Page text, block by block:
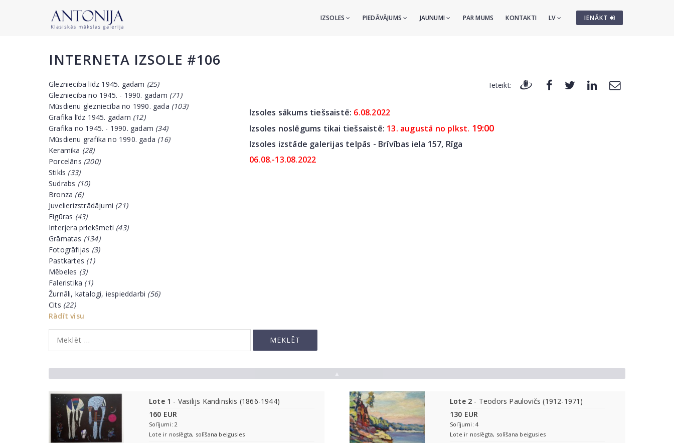
IENĀKT
IZSOLES PIEDĀVĀJUMS JAUNUMI PAR MUMS KONTAKTI LV
INTERNETA IZSOLE #106
Glezniecība līdz 1945. gadam (25)
Glezniecība no 1945. - 1990. gadam (71)
Mūsdienu glezniecība no 1990. gada (103)
Grafika līdz 1945. gadam (12)
Grafika no 1945. - 1990. gadam (34)
Mūsdienu grafika no 1990. gada (16)
Keramika (28)
Porcelāns (200)
Stikls (33)
Sudrabs (10)
Bronza (6)
Juvelierizstrādājumi (21)
Figūras (43)
Interjera priekšmeti (43)
Grāmatas (134)
Fotogrāfijas (3)
Pastkartes (1)
Mēbeles (3)
Faleristika (1)
Žurnāli, katalogi, iespieddarbi (56)
Cits (22)
Rādīt visu
Ieteikt:
Izsoles sākums tiešsaistē: 6.08.2022
Izsoles noslēgums tikai tiešsaistē: 13. augustā no plkst. 19:00
Izsoles izstāde galerijas telpās - Brīvības iela 157, Rīga
06.08.-13.08.2022
Lote 1 - Vasilijs Kandinskis (1866-1944)
160 EUR
Solījumi: 2
Lote ir noslēgta, solīšana beigusies
Lote 2 - Teodors Paulovičs (1912-1971)
130 EUR
Solījumi: 4
Lote ir noslēgta, solīšana beigusies